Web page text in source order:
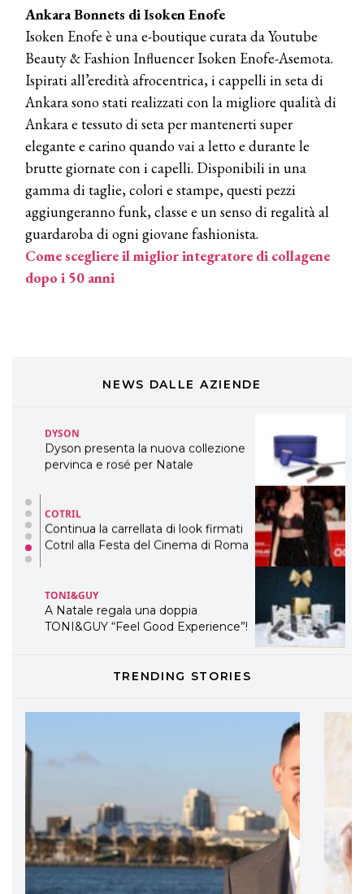
Ankara Bonnets di Isoken Enofe
Isoken Enofe è una e-boutique curata da Youtube
Beauty & Fashion Influencer Isoken Enofe-Asemota.
Ispirati all’eredità afrocentrica, i cappelli in seta di
Ankara sono stati realizzati con la migliore qualità di
Ankara e tessuto di seta per mantenerti super
elegante e carino quando vai a letto e durante le
brutte giornate con i capelli. Disponibili in una
gamma di taglie, colori e stampe, questi pezzi
aggiungeranno funk, classe e un senso di regalità al
guardaroba di ogni giovane fashionista.
Come scegliere il miglior integratore di collagene
dopo i 50 anni
NEWS DALLE AZIENDE
COTRIL
Continua la carrellata di look firmati
Cotril alla Festa del Cinema di Roma
TONI&GUY
A Natale regala una doppia
TONI&GUY “Feel Good Experience”!
TONI&GUY
LABEL.M lancia la sua innovativa ed
eco-sostenibile linea di prodotti
professionali
DAVINES
Davines presenta cofanetti beauty
WELLNESS CONGRESS 2022: I
DYSON
Dyson presenta la nuova collezione
pervinca e rosé per Natale
COTRIL
Continua la carrellata di look firmati
Cotril alla Festa del Cinema di Roma
TONI&GUY
A Natale regala una doppia
TONI&GUY “Feel Good Experience”!
LABEL.M lancia la sua innovativa ed
professionali
TRENDING STORIES